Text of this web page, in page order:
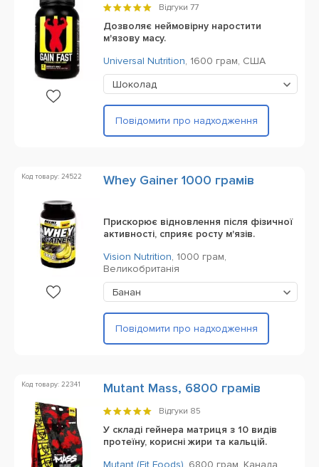
Відгуки 77
Дозволяє неймовірну наростити
м'язову масу.
Universal Nutrition, 1600 грам, США
Шоколад
Повідомити про надходження
Код товару: 24522 Whey Gainer 1000 грамів
Прискорює відновлення після фізичної
активності, сприяє росту м'язів.
Vision Nutrition, 1000 грам,
Великобританія
Банан
Повідомити про надходження
Код товару: 22341 Mutant Mass, 6800 грамів
Відгуки 85
У складі гейнера матриця з 10 видів
протеїну, корисні жири та кальцій.
Mutant (Fit Foods), 6800 грам, Канада